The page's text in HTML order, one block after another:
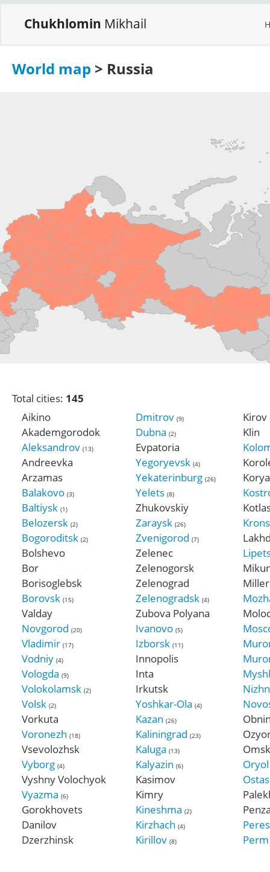
Chukhlomin Mikhail
World map > Russia
Total cities: 145
Aikino
Akademgorodok
Aleksandrov (13)
Andreevka
Arzamas
Balakovo (3)
Baltiysk (1)
Belozersk (2)
Bogoroditsk (2)
Bolshevo
Bor
Borisoglebsk
Borovsk (15)
Valday
Novgorod (20)
Vladimir (17)
Vodniy (4)
Vologda (9)
Volokolamsk (2)
Volsk (2)
Vorkuta
Voronezh (18)
Vsevolozhsk
Vyborg (4)
Vyshny Volochyok
Vyazma (6)
Gorokhovets
Danilov
Dzerzhinsk
Dmitrov (9)
Dubna (2)
Evpatoria
Yegoryevsk (4)
Yekaterinburg (26)
Yelets (8)
Zhukovskiy
Zaraysk (26)
Zvenigorod (7)
Zelenec
Zelenogorsk
Zelenograd
Zelenogradsk (4)
Zubova Polyana
Ivanovo (5)
Izborsk (11)
Innopolis
Inta
Irkutsk
Yoshkar-Ola (4)
Kazan (26)
Kaliningrad (23)
Kaluga (13)
Kalyazin (6)
Kasimov
Kimry
Kineshma (2)
Kirzhach (4)
Kirillov (8)
Kirov
Klin
Omsk
Oryol
Perm